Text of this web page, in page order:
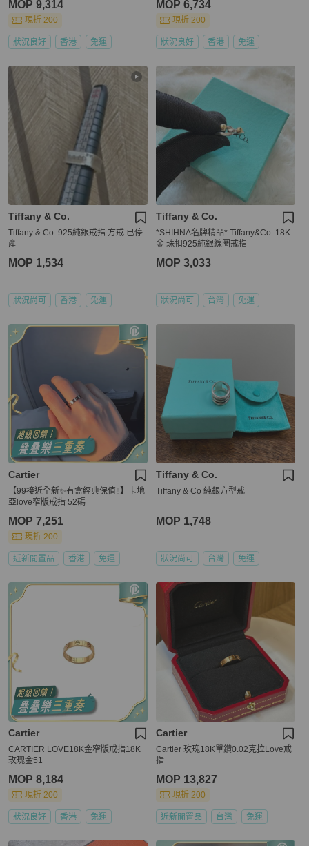
MOP 9,314
現折 200
狀況良好 香港 免運
MOP 6,734
現折 200
狀況良好 香港 免運
Tiffany & Co.
Tiffany & Co. 925純銀戒指 方戒 已停
產
MOP 1,534
狀況尚可 香港 免運
Tiffany & Co.
*SHIHNA名牌精品* Tiffany&Co. 18K
金 珠扣925純銀線圈戒指
MOP 3,033
狀況尚可 台灣 免運
Cartier
【99接近全新✨有盒經典保值‼️】卡地
亞love窄版戒指 52碼
MOP 7,251
現折 200
近新閒置品 香港 免運
Tiffany & Co.
Tiffany & Co 純銀方型戒
MOP 1,748
狀況尚可 台灣 免運
Cartier
CARTIER LOVE18K金窄版戒指18K
玫瑰金51
MOP 8,184
現折 200
狀況良好 香港 免運
Cartier
Cartier 玫瑰18K單鑽0.02克拉Love戒
指
MOP 13,827
現折 200
近新閒置品 台灣 免運